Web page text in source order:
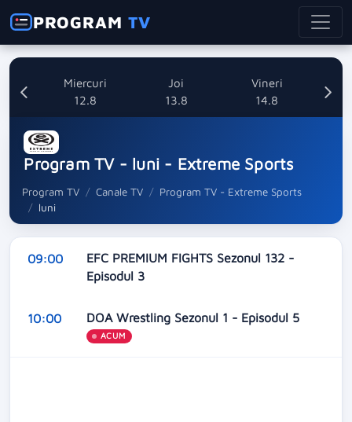
PROGRAMTV
Miercuri
12.8
Joi
13.8
Vineri
14.8
Program TV - luni - Extreme Sports
Program TV Canale TV
Program TV - Extreme Sports
luni
09:00
EFC PREMIUM FIGHTS Sezonul 132 -
Episodul 3
10:00 DOA Wrestling Sezonul 1 - Episodul 5
ACUM